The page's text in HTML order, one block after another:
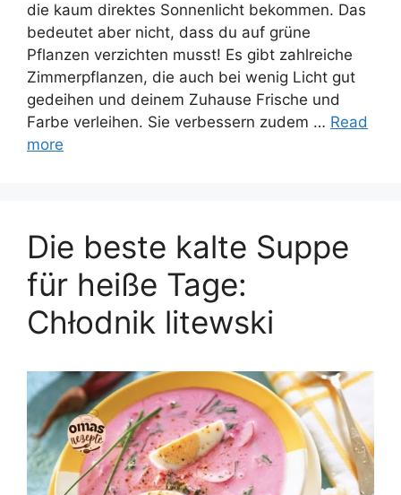
die kaum direktes Sonnenlicht bekommen. Das
bedeutet aber nicht, dass du auf grüne
Pflanzen verzichten musst! Es gibt zahlreiche
Zimmerpflanzen, die auch bei wenig Licht gut
gedeihen und deinem Zuhause Frische und
Farbe verleihen. Sie verbessern zudem … Read
more
Die beste kalte Suppe
für heiße Tage:
Chłodnik litewski